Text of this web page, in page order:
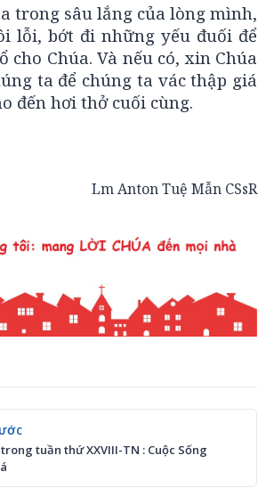
trong sâu lắng của lòng mình,
lỗi, bớt đi những yếu đuối để
cho Chúa. Và nếu có, xin Chúa
ta để chúng ta vác thập giá
đến hơi thở cuối cùng.
Lm Anton Tuệ Mẫn CSsR
tuần thứ XXVIII-TN : Cuộc Sống